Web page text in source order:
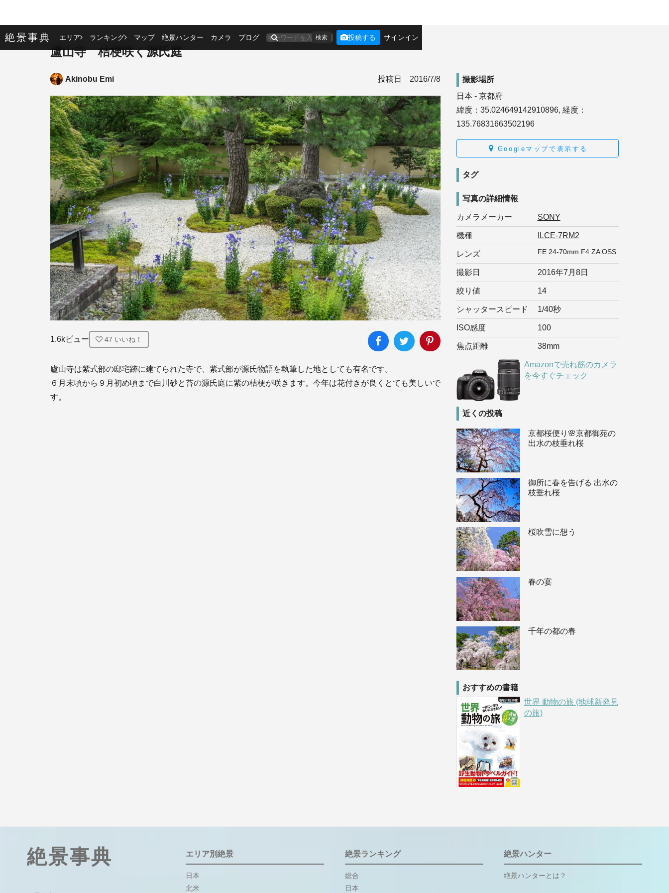
絶景事典 エリア ランキング マップ 絶景ハンター カメラ ブログ 検索 投稿する サインイン
盧山寺 桔梗咲く源氏庭
Akinobu Emi 投稿日 2016/7/8
1.6kビュー 47 いいね！
廬山寺は紫式部の邸宅跡に建てられた寺で、紫式部が源氏物語を執筆した地としても有名です。
６月末頃から９月初め頃まで白川砂と苔の源氏庭に紫の桔梗が咲きます。今年は花付きが良くとても美しいで
す。
撮影場所
日本 - 京都府
緯度：35.024649142910896, 経度：
135.76831663502196
Googleマップで表示する
タグ
写真の詳細情報
カメラメーカー SONY
機種 ILCE-7RM2
レンズ FE 24-70mm F4 ZA OSS
撮影日 2016年7月8日
絞り値 14
シャッタースピード 1/40秒
ISO感度 100
焦点距離 38mm
Amazonで売れ筋のカメラ
を今すぐチェック
近くの投稿
京都桜便り🌸京都御苑の
出水の枝垂れ桜
御所に春を告げる 出水の
枝垂れ桜
桜吹雪に想う
春の宴
千年の都の春
おすすめの書籍
世界 動物の旅 (地球新発見
の旅)
絶景事典 エリア別絶景
日本
北米
絶景ランキング
総合
日本
絶景ハンター
絶景ハンターとは？